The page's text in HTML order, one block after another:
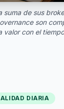
suma de sus
son
valor con el
DIARIA